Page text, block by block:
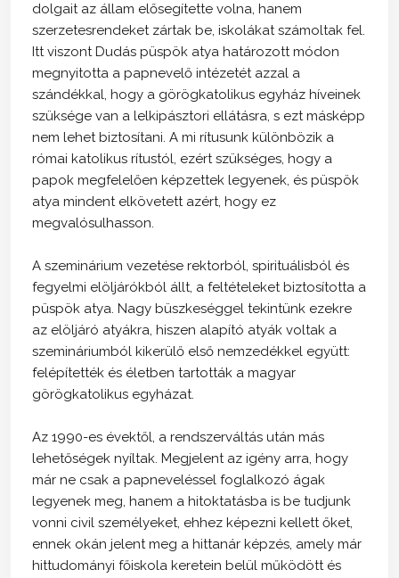
dolgait az állam elősegítette volna, hanem
szerzetesrendeket zártak be, iskolákat számoltak fel.
Itt viszont Dudás püspök atya határozott módon
megnyitotta a papnevelő intézetét azzal a
szándékkal, hogy a görögkatolikus egyház híveinek
szüksége van a lelkipásztori ellátásra, s ezt másképp
nem lehet biztosítani. A mi rítusunk különbözik a
római katolikus rítustól, ezért szükséges, hogy a
papok megfelelően képzettek legyenek, és püspök
atya mindent elkövetett azért, hogy ez
megvalósulhasson.
A szeminárium vezetése rektorból, spirituálisból és
fegyelmi elöljárókból állt, a feltételeket biztosította a
püspök atya. Nagy büszkeséggel tekintünk ezekre
az elöljáró atyákra, hiszen alapító atyák voltak a
szemináriumból kikerülő első nemzedékkel együtt:
felépítették és életben tartották a magyar
görögkatolikus egyházat.
Az 1990-es évektől, a rendszerváltás után más
lehetőségek nyíltak. Megjelent az igény arra, hogy
már ne csak a papneveléssel foglalkozó ágak
legyenek meg, hanem a hitoktatásba is be tudjunk
vonni civil személyeket, ehhez képezni kellett őket,
ennek okán jelent meg a hittanár képzés, amely már
hittudományi főiskola keretein belül működött és